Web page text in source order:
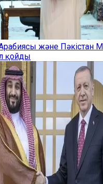
және Пәкістан
қойды